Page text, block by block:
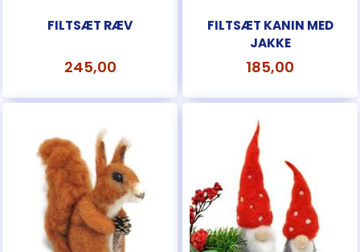
FILTSÆT RÆV
245,00
FILTSÆT KANIN MED
JAKKE
185,00